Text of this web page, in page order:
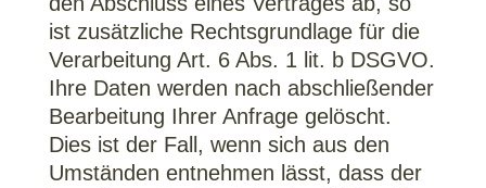
ist zusätzliche Rechtsgrundlage für die
Verarbeitung Art. 6 Abs. 1 lit. b DSGVO.
Ihre Daten werden nach abschließender
Bearbeitung Ihrer Anfrage gelöscht.
Dies ist der Fall, wenn sich aus den
Umständen entnehmen lässt, dass der